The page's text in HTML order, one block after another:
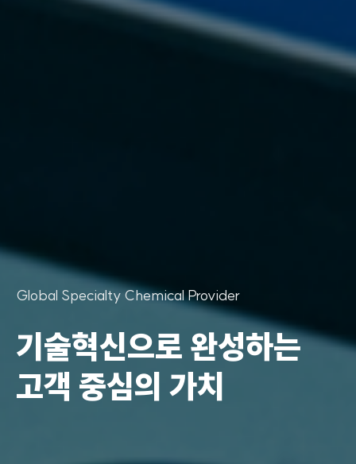
Global Specialty Chemical Provider
기술혁신으로 완성하는
고객 중심의 가치